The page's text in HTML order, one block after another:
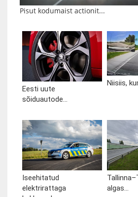
Pisut kodumaist actionit...
Eesti uute
sõiduautode...
Niisiis,
Iseehitatud
elektrirattaga
algas...